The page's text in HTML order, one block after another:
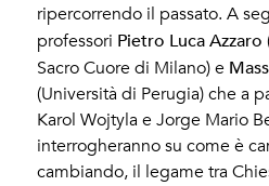
ripercorrendo il passato. A
professori Pietro Luca Azzaro
Sacro Cuore di Milano) e
(Università di Perugia) che a
Karol Wojtyla e Jorge Mario
interrogheranno su come è
cambiando, il legame tra